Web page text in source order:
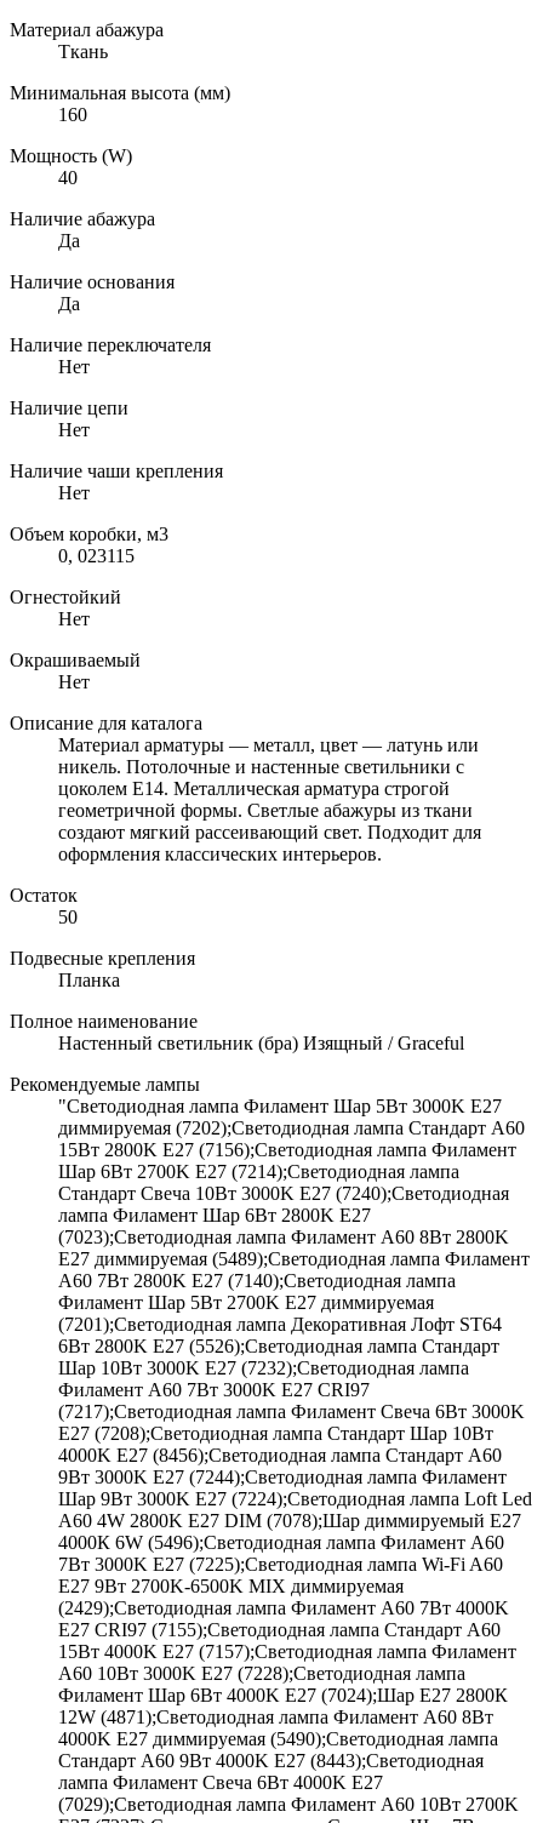
Материал абажура
Ткань
Минимальная высота (мм)
160
Мощность (W)
40
Наличие абажура
Да
Наличие основания
Да
Наличие переключателя
Нет
Наличие цепи
Нет
Наличие чаши крепления
Нет
Объем коробки, м3
0, 023115
Огнестойкий
Нет
Окрашиваемый
Нет
Описание для каталога
Материал арматуры — металл, цвет — латунь или
никель. Потолочные и настенные светильники с
цоколем E14. Металлическая арматура строгой
геометричной формы. Светлые абажуры из ткани
создают мягкий рассеивающий свет. Подходит для
оформления классических интерьеров.
Остаток
50
Подвесные крепления
Планка
Полное наименование
Настенный светильник (бра) Изящный / Graceful
Рекомендуемые лампы
"Светодиодная лампа Филамент Шар 5Вт 3000K E27
диммируемая (7202);Светодиодная лампа Стандарт A60
15Вт 2800K E27 (7156);Светодиодная лампа Филамент
Шар 6Вт 2700K E27 (7214);Светодиодная лампа
Стандарт Свеча 10Вт 3000K E27 (7240);Светодиодная
лампа Филамент Шар 6Вт 2800K E27
(7023);Светодиодная лампа Филамент A60 8Вт 2800K
E27 диммируемая (5489);Светодиодная лампа Филамент
A60 7Вт 2800K E27 (7140);Светодиодная лампа
Филамент Шар 5Вт 2700K E27 диммируемая
(7201);Светодиодная лампа Декоративная Лофт ST64
6Вт 2800K E27 (5526);Светодиодная лампа Стандарт
Шар 10Вт 3000K E27 (7232);Светодиодная лампа
Филамент A60 7Вт 3000K E27 CRI97
(7217);Светодиодная лампа Филамент Свеча 6Вт 3000K
E27 (7208);Светодиодная лампа Стандарт Шар 10Вт
4000K E27 (8456);Светодиодная лампа Стандарт A60
9Вт 3000K E27 (7244);Светодиодная лампа Филамент
Шар 9Вт 3000K E27 (7224);Светодиодная лампа Loft Led
A60 4W 2800K E27 DIM (7078);Шар диммируемый Е27
4000К 6W (5496);Светодиодная лампа Филамент A60
7Вт 3000K E27 (7225);Светодиодная лампа Wi-Fi A60
E27 9Вт 2700K-6500K MIX диммируемая
(2429);Светодиодная лампа Филамент A60 7Вт 4000K
E27 CRI97 (7155);Светодиодная лампа Стандарт A60
15Вт 4000K E27 (7157);Светодиодная лампа Филамент
A60 10Вт 3000K E27 (7228);Светодиодная лампа
Филамент Шар 6Вт 4000K E27 (7024);Шар Е27 2800К
12W (4871);Светодиодная лампа Филамент A60 8Вт
4000K E27 диммируемая (5490);Светодиодная лампа
Стандарт A60 9Вт 4000K E27 (8443);Светодиодная
лампа Филамент Свеча 6Вт 4000K E27
(7029);Светодиодная лампа Филамент A60 10Вт 2700K